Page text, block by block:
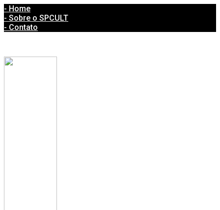
- Home
- Sobre o SPCULT
- Contato